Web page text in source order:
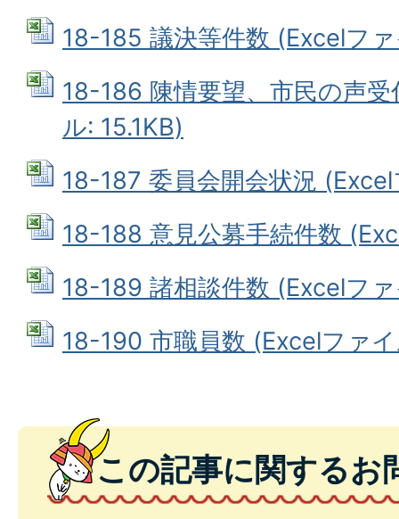
18-185 議決等件数 (Excelフ
18-186 陳情要望、市民の声
ル: 15.1KB)
18-187 委員会開会状況
18-188 意見公募手続件数
18-189 諸相談件数 (Excelフ
18-190 市職員数 (Excelファ
この記事に関するお